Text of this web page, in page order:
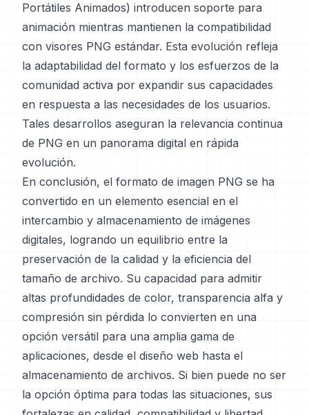
Portátiles Animados) introducen soporte para
animación mientras mantienen la compatibilidad
con visores PNG estándar. Esta evolución refleja
la adaptabilidad del formato y los esfuerzos de la
comunidad activa por expandir sus capacidades
en respuesta a las necesidades de los usuarios.
Tales desarrollos aseguran la relevancia continua
de PNG en un panorama digital en rápida
evolución.
En conclusión, el formato de imagen PNG se ha
convertido en un elemento esencial en el
intercambio y almacenamiento de imágenes
digitales, logrando un equilibrio entre la
preservación de la calidad y la eficiencia del
tamaño de archivo. Su capacidad para admitir
altas profundidades de color, transparencia alfa y
compresión sin pérdida lo convierten en una
opción versátil para una amplia gama de
aplicaciones, desde el diseño web hasta el
almacenamiento de archivos. Si bien puede no ser
la opción óptima para todas las situaciones, sus